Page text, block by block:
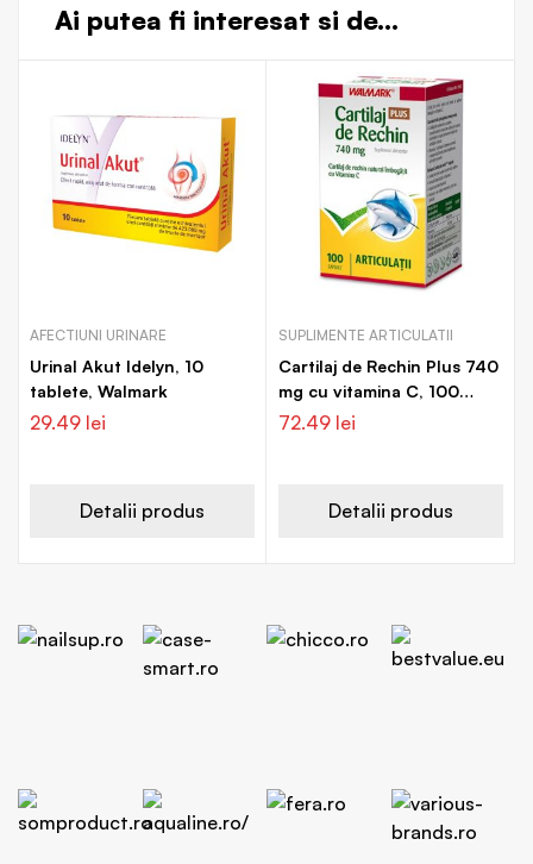
Ai putea fi interesat si de...
AFECTIUNI URINARE
Urinal Akut Idelyn, 10
tablete, Walmark
29.49 lei
Detalii produs
SUPLIMENTE ARTICULATII
Cartilaj de Rechin Plus 740
mg cu vitamina C, 100
capsule, Walmark
72.49 lei
Detalii produs